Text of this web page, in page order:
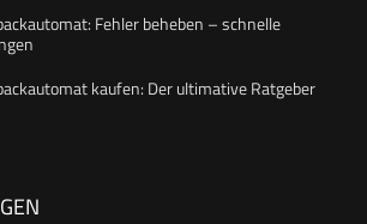
Fehler beheben – schnelle
kaufen: Der ultimative Ratgeber